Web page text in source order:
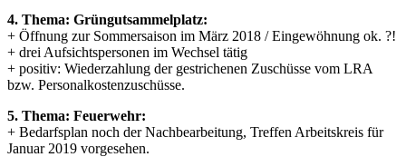
4. Thema: Grüngutsammelplatz:
+ Öffnung zur Sommersaison im März 2018 / Eingewöhnung ok. ?!
+ drei Aufsichtspersonen im Wechsel tätig
+ positiv: Wiederzahlung der gestrichenen Zuschüsse vom LRA
bzw. Personalkostenzuschüsse.
5. Thema: Feuerwehr:
+ Bedarfsplan noch der Nachbearbeitung, Treffen Arbeitskreis für
Januar 2019 vorgesehen.